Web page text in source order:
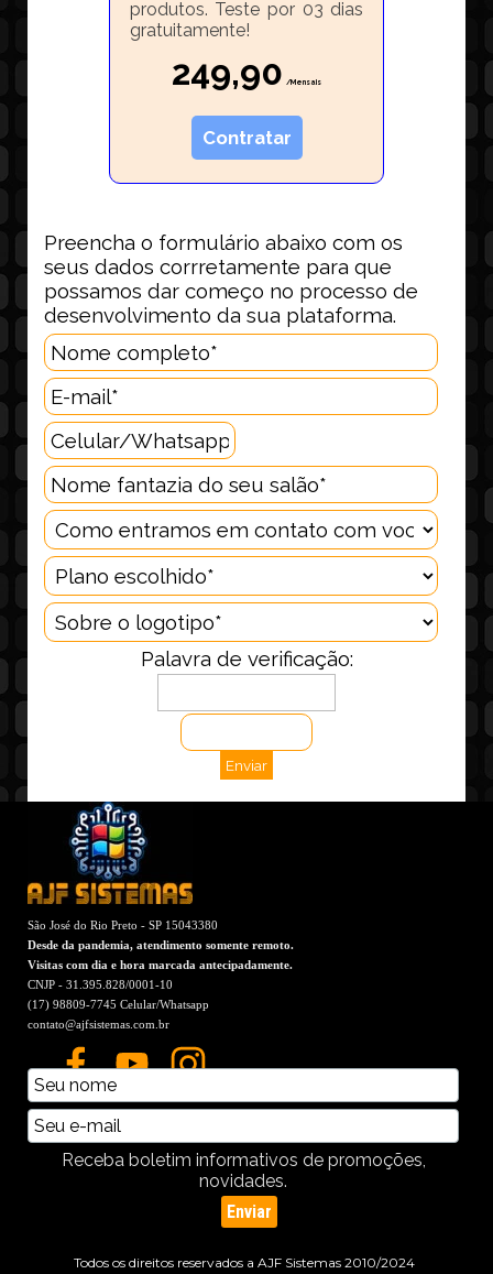
produtos. Teste por 03 dias
gratuitamente!
249,90 /Mensais
Contratar
Preencha o formulário abaixo com os
seus dados corrretamente para que
possamos dar começo no processo de
desenvolvimento da sua plataforma.
Palavra de verificação:
Receba boletim informativos de promoções,
novidades.
São José do Rio Preto - SP 15043380
Desde da pandemia, atendimento somente remoto.
Visitas com dia e hora marcada antecipadamente.
CNJP - 31.395.828/0001-10
(17) 98809-7745 Celular/Whatsapp
contato@ajfsistemas.com.br
Todos os direitos reservados a AJF Sistemas 2010/2024